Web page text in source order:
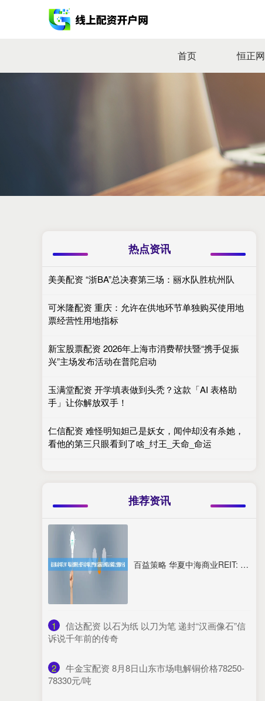
首页 恒正网
热点资讯
美美配资 “浙BA”总决赛第三场：丽水队胜杭州队
可米隆配资 重庆：允许在供地环节单独购买使用地
票经营性用地指标
新宝股票配资 2026年上海市消费帮扶暨“携手促振
兴”主场发布活动在普陀启动
玉满堂配资 开学填表做到头秃？这款「AI 表格助
手」让你解放双手！
仁信配资 难怪明知妲己是妖女，闻仲却没有杀她，
看他的第三只眼看到了啥_纣王_天命_命运
推荐资讯
百益策略 华夏中海商业REIT: 华夏基金管理有限公司关于华夏中海商业资产封闭式基础设施证券投资基金新增流动性服务商的公告
1
​信达配资 以石为纸 以刀为笔 递封“汉画像石”信
诉说千年前的传奇
2
​牛金宝配资 8月8日山东市场电解铜价格78250-
78330元/吨